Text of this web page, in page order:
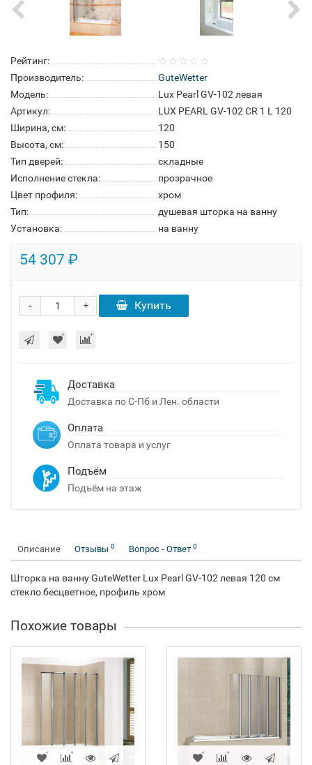
Рейтинг:
Производитель:
GuteWetter
Модель:
Lux Pearl GV-102 левая
Артикул:
LUX PEARL GV-102 CR 1 L 120
Ширина, см:
120
Высота, см:
150
Тип дверей:
складные
Исполнение стекла:
прозрачное
Цвет профиля:
хром
Тип:
душевая шторка на ванну
Установка:
на ванну
54 307 ₽
+
- Купить
Доставка
Доставка по С-Пб и Лен. области
Оплата
Оплата товара и услуг
Подъём
Подъём на этаж
Описание Отзывы 0 Вопрос - Ответ 0
Шторка на ванну GuteWetter Lux Pearl GV-102 левая 120 см
стекло бесцветное, профиль хром
Похожие товары